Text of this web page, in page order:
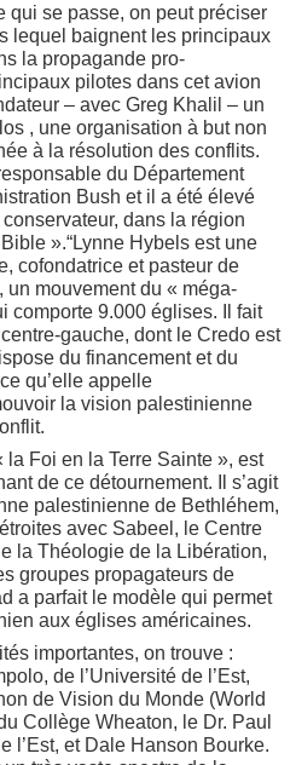
qui se passe, on peut préciser
lequel baignent les principaux
la propagande pro-
pilotes dans cet avion
– avec Greg Khalil – un
, une organisation à but non
à la résolution des conflits.
du Département
Bush et il a été élevé
dans la région
».“Lynne Hybels est une
cofondatrice et pasteur de
un mouvement du « méga-
comporte 9.000 églises. Il fait
gauche, dont le Credo est
du financement et du
qu’elle appelle
la vision palestinienne
la Foi en la Terre Sainte », est
de ce détournement. Il s’agit
palestinienne de Bethléhem,
avec Sabeel, le Centre
la Théologie de la Libération,
groupes propagateurs de
a parfait le modèle qui permet
aux églises américaines.
importantes, on trouve :
de l’Université de l’Est,
de Vision du Monde (World
Collège Wheaton, le Dr. Paul
l’Est, et Dale Hanson Bourke.